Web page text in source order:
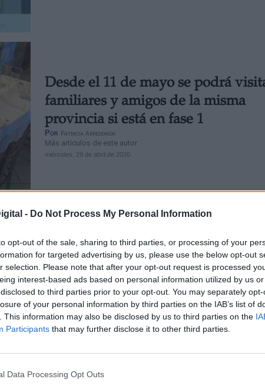
- Do Not Process My Personal Information
opt-out of the sale, sharing to third parties, or processing of your
for targeted advertising by us, please use the below opt-out
selection. Please note that after your opt-out request is processed
interest-based ads based on personal information utilized by us
to third parties prior to your opt-out. You may separately
of your personal information by third parties on the IAB’s list of
This information may also be disclosed by us to third parties on the
Participants that may further disclose it to other third parties.
Data Processing Opt Outs
Desde el 11 de mayo se podrá
familiares y amigos de la misma
provincia si está en fase 1
Por Patricia Arredondo
Más artículos de este autor
miércoles, 29 de abril de 2020
La hostelería y discotecas piden al
gobierno cobertura legal para
tomar la temperatura a los clientes
PorPatricia Arredondo
Más artículos de este autor
lunes, 11 de mayo de 2020